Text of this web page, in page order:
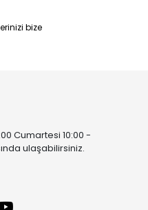
bize
Cumartesi 10:00 -
ulaşabilirsiniz.